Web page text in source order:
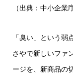
（出典：中小企業
「臭い」という弱
さやで新しいファ
ージを、新商品の